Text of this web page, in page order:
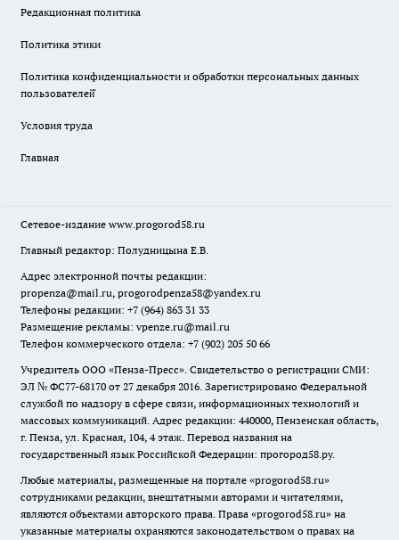
Редакционная политика
Политика этики
Политика конфиденциальности и обработки персональных данных
пользователей̆
Условия труда
Главная
Сетевое-издание www.progorod58.ru
Главный редактор: Полудницына Е.В.
Адрес электронной почты редакции:
propenza@mail.ru, progorodpenza58@yandex.ru
Телефоны редакции: +7 (964) 863 31 33
Размещение рекламы: vpenze.ru@mail.ru
Телефон коммерческого отдела: +7 (902) 205 50 66
Учредитель ООО «Пенза-Пресс». Свидетельство о регистрации СМИ:
ЭЛ № ФС77-68170 от 27 декабря 2016. Зарегистрировано Федеральной
службой по надзору в сфере связи, информационных технологий и
массовых коммуникаций. Адрес редакции: 440000, Пензенская область,
г. Пенза, ул. Красная, 104, 4 этаж. Перевод названия на
государственный язык Российской Федерации: прогород58.ру.
Любые материалы, размещенные на портале «progorod58.ru»
сотрудниками редакции, внештатными авторами и читателями,
являются объектами авторского права. Права «progorod58.ru» на
указанные материалы охраняются законодательством о правах на